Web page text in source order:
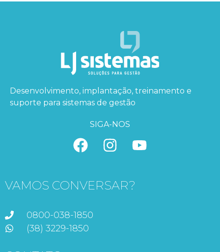
Desenvolvimento, implantação, treinamento e
suporte para sistemas de gestão
SIGA-NOS
VAMOS CONVERSAR?
0800-038-1850
(38) 3229-1850